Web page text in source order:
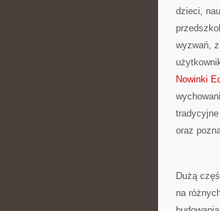
dzieci,
wyzwań,
Nowinki
oraz
Dużą
na